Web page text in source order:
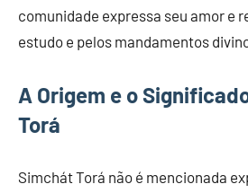
comunidade expressa seu amor e
estudo e pelos mandamentos
A Origem e o
Torá
Simchát Torá não é mencionada